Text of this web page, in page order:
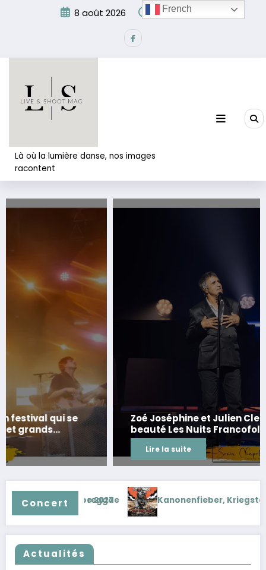
8 août 2026 10:55:44 AM
Là où la lumière danse, nos images
racontent
Zoé Joséphine et Julien Clerc clôturent en
beauté Les Nuits Francofolies au Casino
ConcertKriegstage 2027 Teddy Swims, The UGLY
Actualités
French